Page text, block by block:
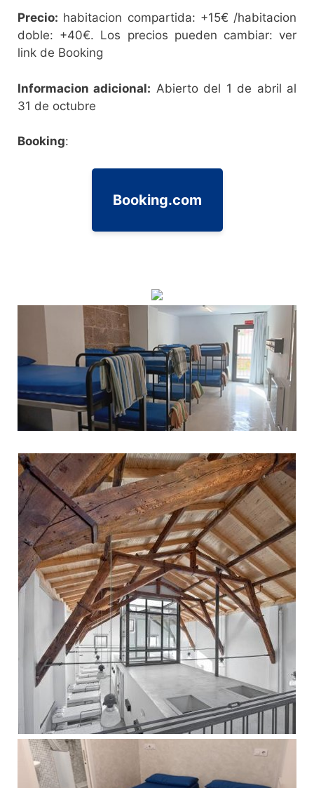
Precio: habitacion compartida: +15€ /habitacion
doble: +40€. Los precios pueden cambiar: ver
link de Booking
Informacion adicional: Abierto del 1 de abril al
31 de octubre
Booking:
Booking.com